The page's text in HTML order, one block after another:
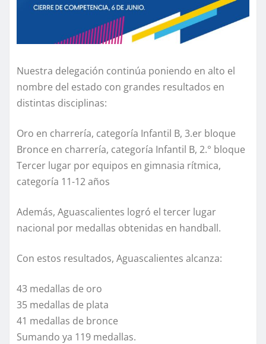
Nuestra delegación continúa poniendo en alto el
nombre del estado con grandes resultados en
distintas disciplinas:
Oro en charrería, categoría Infantil B, 3.er bloque
Bronce en charrería, categoría Infantil B, 2.° bloque
Tercer lugar por equipos en gimnasia rítmica,
categoría 11-12 años
Además, Aguascalientes logró el tercer lugar
nacional por medallas obtenidas en handball.
Con estos resultados, Aguascalientes alcanza:
43 medallas de oro
35 medallas de plata
41 medallas de bronce
Sumando ya 119 medallas.